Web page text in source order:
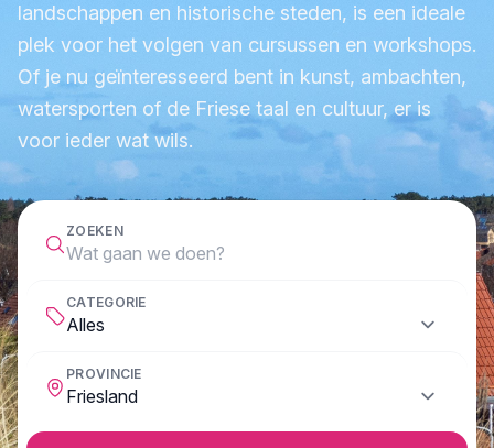
landschappen en historische steden, is een ideale
plek voor het volgen van cursussen en workshops.
Of je nu geïnteresseerd bent in kunst, ambachten,
watersporten of de Friese taal en cultuur, er is
voor ieder wat wils.
ZOEKEN
CATEGORIE
PROVINCIE